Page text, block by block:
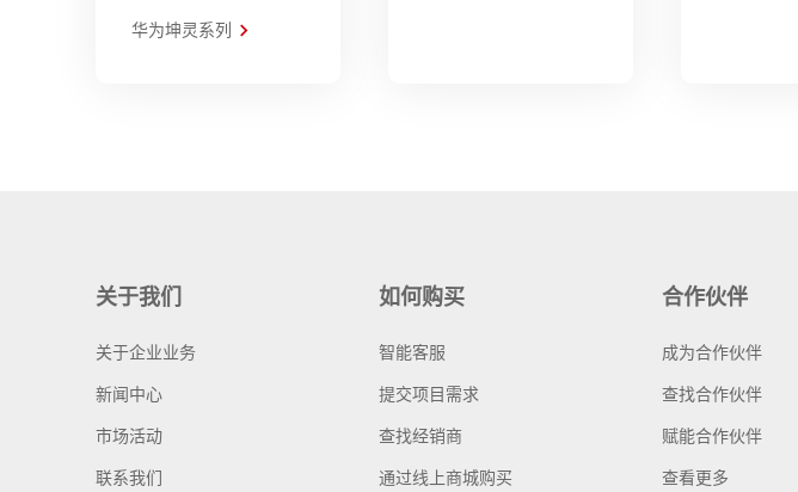
华为坤灵系列
关于我们
关于企业业务
新闻中心
市场活动
联系我们
如何购买
智能客服
提交项目需求
查找经销商
通过线上商城购买
合作伙伴
成为合作伙伴
查找合作伙伴
赋能合作伙伴
查看更多